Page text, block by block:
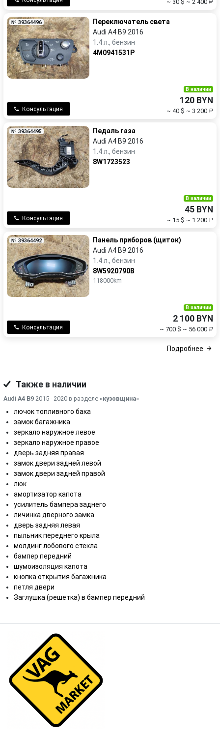
~ 30 $ ~ 2 400 ₽
№ 39364496
Переключатель света
Audi A4 B9 2016
1.4 л., бензин
4M0941531P
Консультация
В наличии
120 BYN
~ 40 $ ~ 3 200 ₽
№ 39364495
Педаль газа
Audi A4 B9 2016
1.4 л., бензин
8W1723523
Консультация
В наличии
45 BYN
~ 15 $ ~ 1 200 ₽
№ 39364492
Панель приборов (щиток)
Audi A4 B9 2016
1.4 л., бензин
8W5920790B
118000km
Консультация
В наличии
2 100 BYN
~ 700 $ ~ 56 000 ₽
Подробнее
Также в наличии
Audi A4 B9 2015 - 2020 в разделе «кузовщина»
лючок топливного бака
замок багажника
зеркало наружное левое
зеркало наружное правое
дверь задняя правая
замок двери задней левой
замок двери задней правой
люк
амортизатор капота
усилитель бампера заднего
личинка дверного замка
дверь задняя левая
пыльник переднего крыла
молдинг лобового стекла
бампер передний
шумоизоляция капота
кнопка открытия багажника
петля двери
Заглушка (решетка) в бампер передний